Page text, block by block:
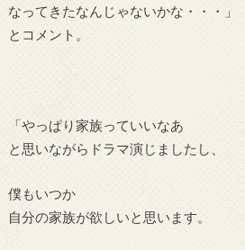
なってきたなんじゃないかな・・・」
とコメント。
「やっぱり家族っていいなあ
と思いながらドラマ演じましたし、
僕もいつか
自分の家族が欲しいと思います。